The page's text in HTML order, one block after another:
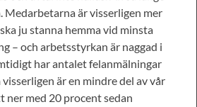
Medarbetarna är visserligen mer
ju stanna hemma vid minsta
– och arbetsstyrkan är naggad i
har antalet felanmälningar
är en mindre del av vår
ner med 20 procent sedan